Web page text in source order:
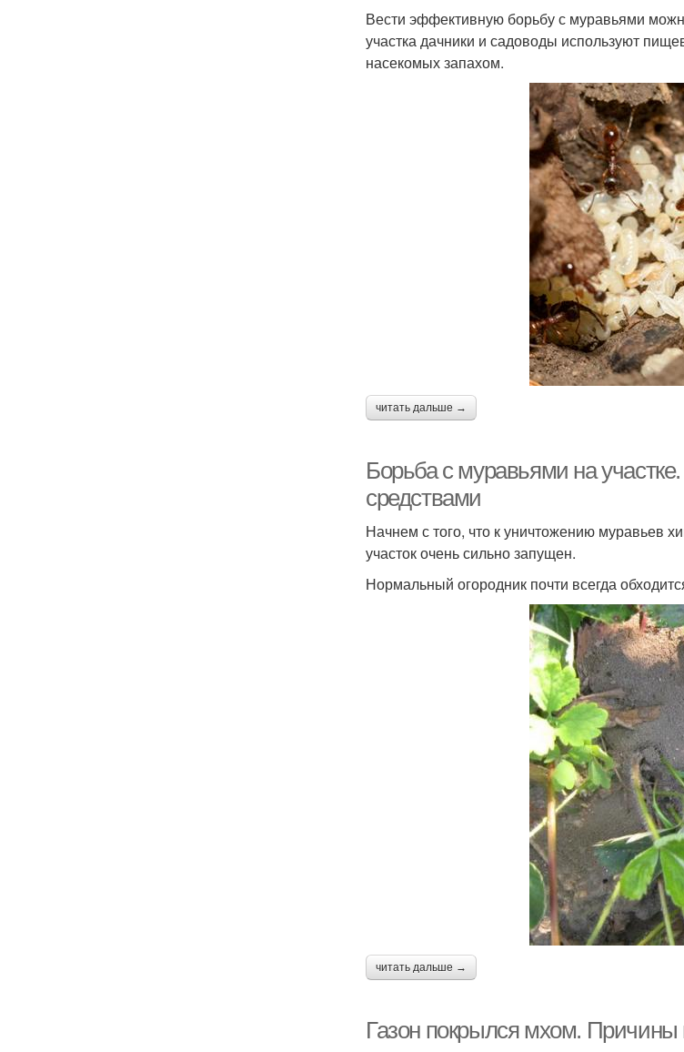
Вести эффективную борьбу с муравьями
участка дачники и садоводы используют
насекомых запахом.
читать дальше →
Борьба с муравьями на
средствами
Начнем с того, что к уничтожению муравьев
участок очень сильно запущен.
Нормальный огородник почти всегда
читать дальше →
Газон покрылся мхом. Причины